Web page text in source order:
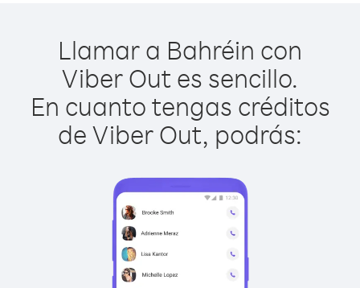
Llamar a Bahréin con
Viber Out es sencillo.
En cuanto tengas créditos
de Viber Out, podrás: